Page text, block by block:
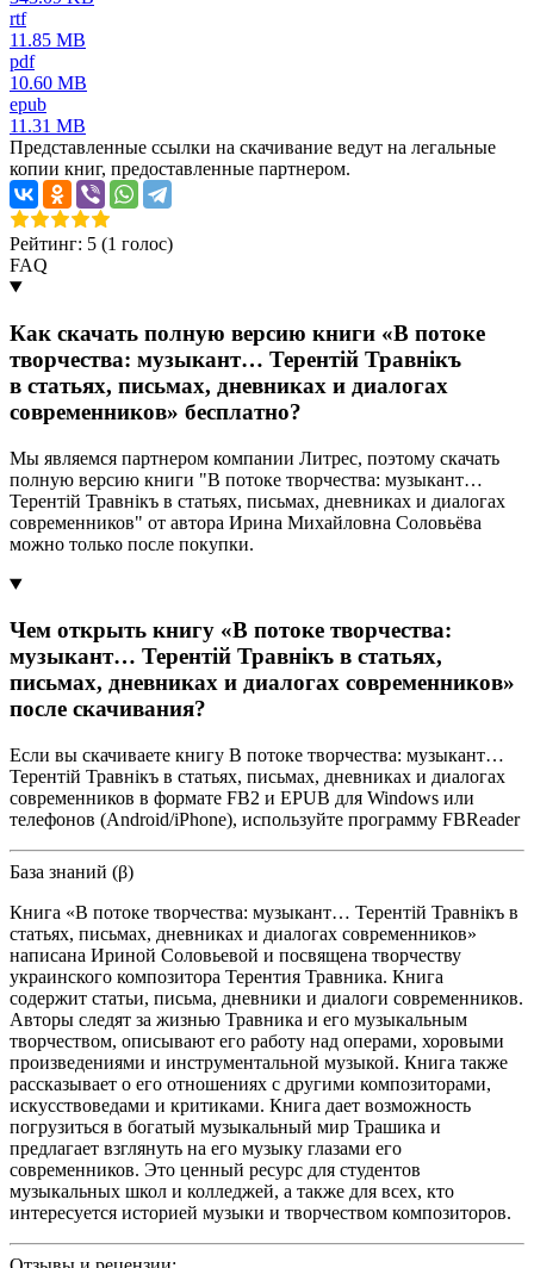
rtf
11.85 MB
pdf
10.60 MB
epub
11.31 MB
Представленные ссылки на скачивание ведут на легальные
копии книг, предоставленные партнером.
Рейтинг: 5 (1 голос)
FAQ
Как скачать полную версию книги «В потоке
творчества: музыкант… Терентiй Травнiкъ
в статьях, письмах, дневниках и диалогах
современников» бесплатно?
Мы являемся партнером компании Литрес, поэтому скачать
полную версию книги "В потоке творчества: музыкант…
Терентiй Травнiкъ в статьях, письмах, дневниках и диалогах
современников" от автора Ирина Михайловна Соловьёва
можно только после покупки.
Чем открыть книгу «В потоке творчества:
музыкант… Терентiй Травнiкъ в статьях,
письмах, дневниках и диалогах современников»
после скачивания?
Если вы скачиваете книгу В потоке творчества: музыкант…
Терентiй Травнiкъ в статьях, письмах, дневниках и диалогах
современников в формате FB2 и EPUB для Windows или
телефонов (Android/iPhone), используйте программу FBReader
База знаний (β)
Книга «В потоке творчества: музыкант… Терентiй Травнiкъ в
статьях, письмах, дневниках и диалогах современников»
написана Ириной Соловьевой и посвящена творчеству
украинского композитора Терентия Травника. Книга
содержит статьи, письма, дневники и диалоги современников.
Авторы следят за жизнью Травника и его музыкальным
творчеством, описывают его работу над операми, хоровыми
произведениями и инструментальной музыкой. Книга также
рассказывает о его отношениях с другими композиторами,
искусствоведами и критиками. Книга дает возможность
погрузиться в богатый музыкальный мир Трашика и
предлагает взглянуть на его музыку глазами его
современников. Это ценный ресурс для студентов
музыкальных школ и колледжей, а также для всех, кто
интересуется историей музыки и творчеством композиторов.